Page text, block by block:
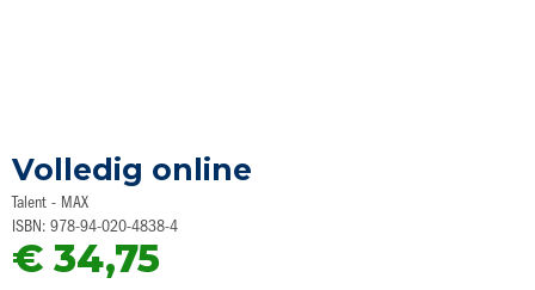
Volledig online
Talent - MAX
ISBN: 978-94-020-4838-4
€ 34,75
het
begin
van
de
afbeeldingen-